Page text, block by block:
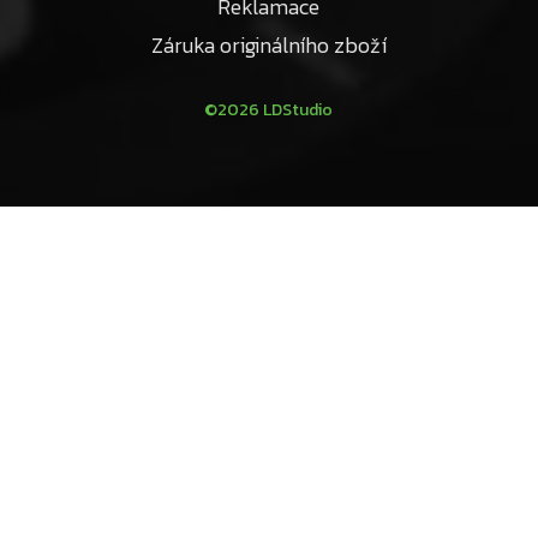
Reklamace
Záruka originálního zboží
©2026 LDStudio